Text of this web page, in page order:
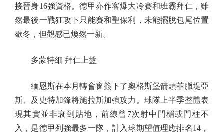
接晉身16強資格。德甲亦作客爆大冷賽和班霸拜仁，雖
然最後一戰狂攻下只能賽和聖保利，未能擺脫包尾位置
歇冬，但觀感已煥然一新。
多蒙特細 拜仁上盤
緬恩斯在本月轉會窗簽下了奧格斯堡箭頭菲臘堤亞
斯、及史特加鋒將施拉斯加強攻力。球隊上半季整體表
現其實並非衰到貼地，前線曾7次射中門楣或門柱不
入，是德甲列強最多一隊，計入球期望值理應排名14，